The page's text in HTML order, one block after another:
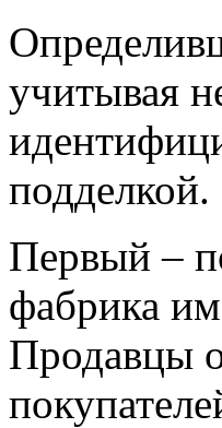
учитывая
подделкой.
Первый –
фабрика
Продавцы